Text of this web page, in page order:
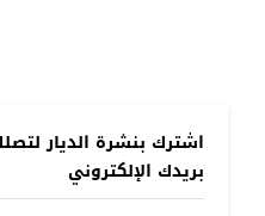
اشترك بنشرة الديار
بريدك الإلكتروني